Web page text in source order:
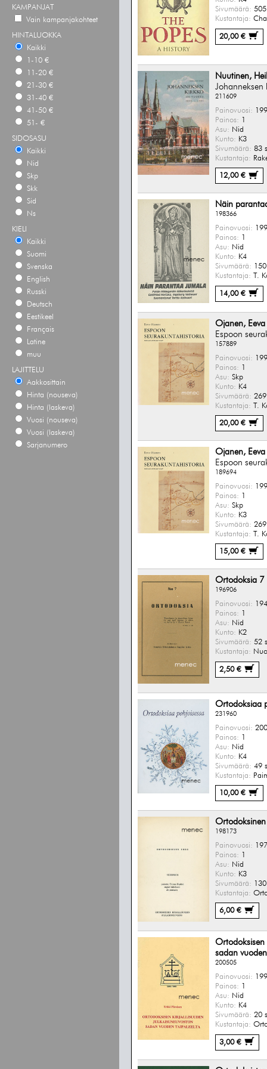
KAMPANJAT
Vain kampanjakohteet
HINTALUOKKA
Kaikki
1-10 €
11-20 €
21-30 €
31-40 €
41-50 €
51- €
SIDOSASU
Kaikki
Nid
Skp
Skk
Sid
Ns
KIELI
Kaikki
Suomi
Svenska
English
Russki
Deutsch
Eestikeel
Français
Latine
muu
LAJITTELU
Aakkosittain
Hinta (nouseva)
Hinta (laskeva)
Vuosi (nouseva)
Vuosi (laskeva)
Sarjanumero
Sivumäärä:
Kustantaja:
20,00 €
Nuutinen,
211609
Painovuosi:
Painos:
Asu: Nid
Kunto: K3
Sivumäärä: 83
Kustantaja:
12,00 €
Näin
198366
Painovuosi:
Painos:
Asu: Nid
Kunto: K4
Sivumäärä:
Kustantaja: T.
14,00 €
Ojanen, Eeva
Espoon
157889
Painovuosi:
Painos: 1
Asu: Skp
Kunto: K4
Sivumäärä:
Kustantaja: T.
20,00 €
Ojanen, Eeva
Espoon
189694
Painovuosi:
Painos:
Asu: Skp
Kunto: K3
Sivumäärä:
Kustantaja: T.
15,00 €
Ortodoksia 7
196906
Painovuosi:
Painos:
Asu: Nid
Kunto: K2
Sivumäärä: 52
Kustantaja:
2,50 €
Ortodoksiaa
231960
Painovuosi:
Painos: 1
Asu: Nid
Kunto: K4
Sivumäärä: 49
Kustantaja:
10,00 €
198173
Painovuosi:
Painos: 1
Asu: Nid
Kunto: K3
Sivumäärä:
Kustantaja:
6,00 €
Ortodoksisen
sadan
200505
Painovuosi:
Painos:
Asu: Nid
Kunto: K4
Sivumäärä: 20
Kustantaja:
3,00 €